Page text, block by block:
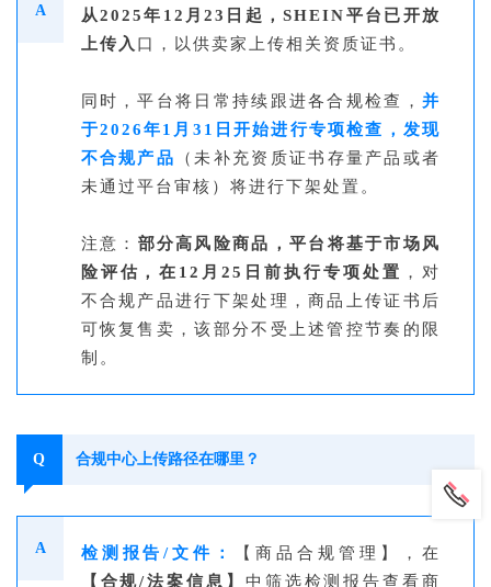
A
从2025年12月23日起，SHEIN平台已开放
上传入 口，以供卖家上传相关资质证书。
同时，平台将日常持续跟进各合规检查， 并
于2026年1月31日开始进行专项检查，发现
不合规产品
（未补充资质证书存量产品或者
未通过平台审核）将进行下架处置。
注意： 部分高风险商品，平台将基于市场风
险评估，在12月25日前执行专项处置 ，对
不合规产品进行下架处理，商品上传证书后
可恢复售卖，该部分不受上述管控节奏的限
制。
Q 合规中心上传路径在哪里？
A 检测报告/文件：
【商品合规管理】，在
【合规/法案信息】 中筛选检测报告查看商